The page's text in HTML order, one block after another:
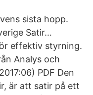
sista hopp.
Satir…
effektiv styrning.
Analys och
PDF Den
är att satir på ett